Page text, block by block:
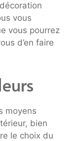
vous
vous pourrez
d’en faire
moyens
bien
le choix du